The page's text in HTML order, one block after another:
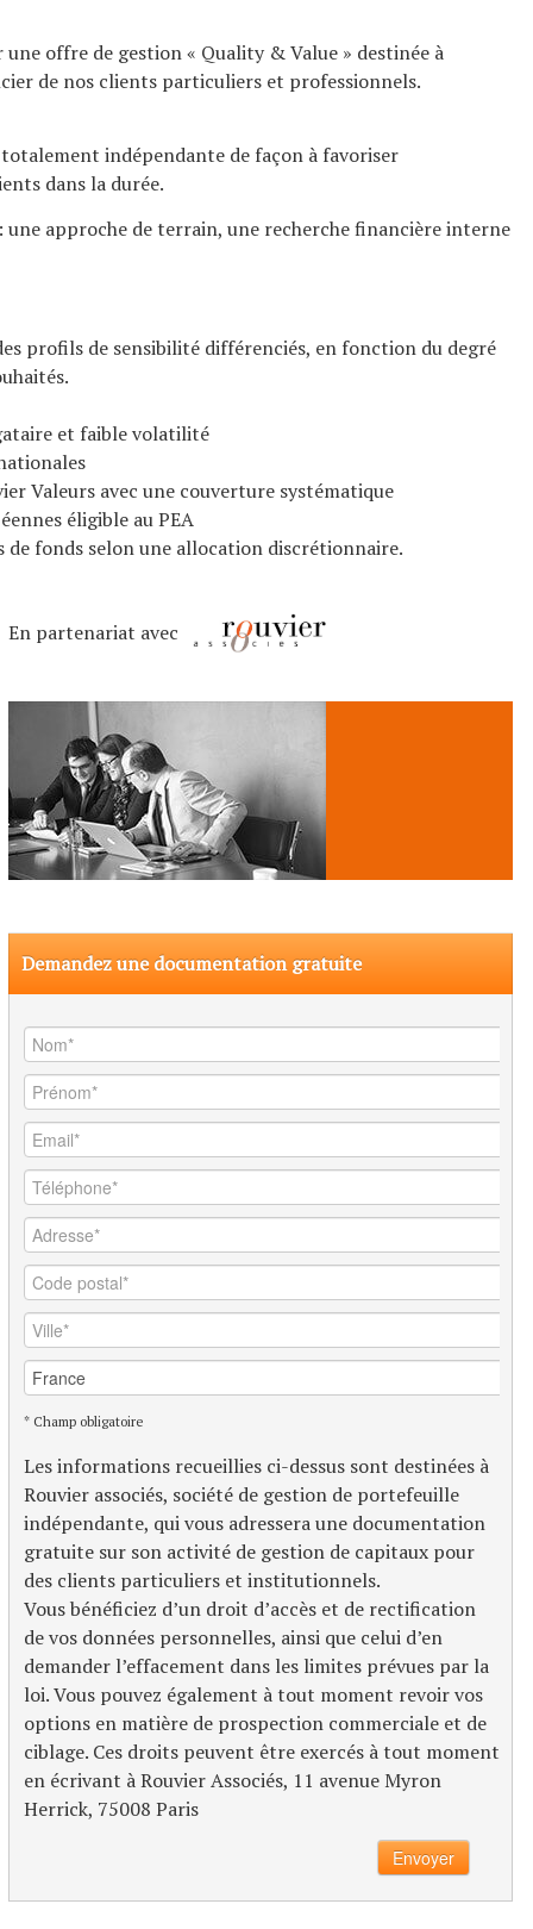
offre de gestion « Quality & Value » destinée à
de nos clients particuliers et professionnels.
indépendante de façon à favoriser
dans la durée.
approche de terrain, une recherche financière interne
profils de sensibilité différenciés, en fonction du degré
et faible volatilité
Valeurs avec une couverture systématique
éligible au PEA
de fonds selon une allocation discrétionnaire.
En partenariat avec
Demandez une documentation gratuite
* Champ obligatoire
Les informations recueillies ci-dessus sont destinées à
Rouvier associés, société de gestion de portefeuille
indépendante, qui vous adressera une documentation
gratuite sur son activité de gestion de capitaux pour
des clients particuliers et institutionnels.
Vous bénéficiez d’un droit d’accès et de rectification
de vos données personnelles, ainsi que celui d’en
demander l’effacement dans les limites prévues par la
loi. Vous pouvez également à tout moment revoir vos
options en matière de prospection commerciale et de
ciblage. Ces droits peuvent être exercés à tout moment
en écrivant à Rouvier Associés, 11 avenue Myron
Herrick, 75008 Paris